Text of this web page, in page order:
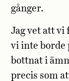
gånger.
Jag vet att vi
vi inte borde
bottnat i
precis som